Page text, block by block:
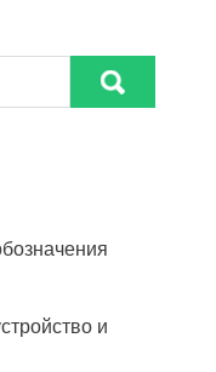
и